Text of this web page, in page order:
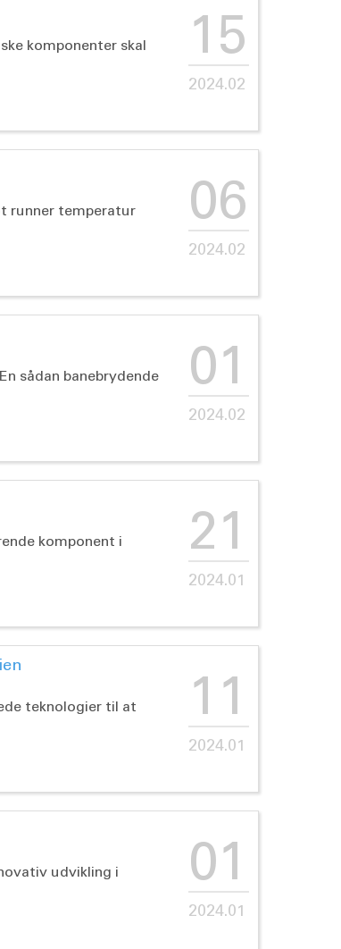
15
2024.02
komponenter skal
06
2024.02
runner temperatur
01
2024.02
sådan banebrydende
21
2024.01
komponent i
11
2024.01
teknologier til at
01
2024.01
udvikling i